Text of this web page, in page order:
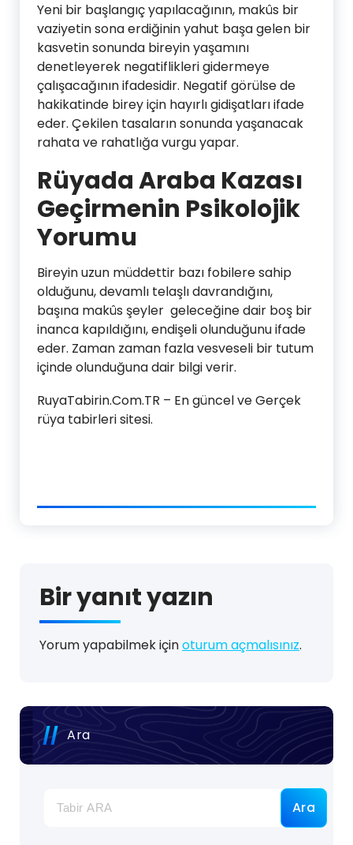
Yeni bir başlangıç yapılacağının, makûs bir
vaziyetin sona erdiğinin yahut başa gelen bir
kasvetin sonunda bireyin yaşamını
denetleyerek negatiflikleri gidermeye
çalışacağının ifadesidir. Negatif görülse de
hakikatinde birey için hayırlı gidişatları ifade
eder. Çekilen tasaların sonunda yaşanacak
rahata ve rahatlığa vurgu yapar.
Rüyada Araba Kazası
Geçirmenin Psikolojik
Yorumu
Bireyin uzun müddettir bazı fobilere sahip
olduğunu, devamlı telaşlı davrandığını,
başına makûs şeyler geleceğine dair boş bir
inanca kapıldığını, endişeli olunduğunu ifade
eder. Zaman zaman fazla vesveseli bir tutum
içinde olunduğuna dair bilgi verir.
RuyaTabirin.Com.TR – En güncel ve Gerçek
rüya tabirleri sitesi.
Bir yanıt yazın
Yorum yapabilmek içinoturum açmalısınız.
Ara
Ara